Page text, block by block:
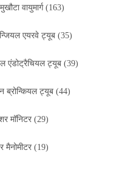
वायुमार्ग(163)
एयरवे ट्यूब (35)
एंडोट्रैचियल ट्यूब (39)
ब्रोन्कियल ट्यूब (44)
मॉनिटर(29)
(19)